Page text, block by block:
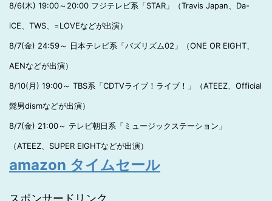
8/6(木) 19:00～20:00 フジテレビ系「STAR」（Travis Japan、Da-
iCE、TWS、=LOVEなどが出演）
8/7(金) 24:59～ 日本テレビ系「バズリズム02」（ONE OR EIGHT、
AENなどが出演）
8/10(月) 19:00～ TBS系「CDTVライブ！ライブ！」（ATEEZ、Official
髭男dismなどが出演）
8/7(金) 21:00～ テレビ朝日系「ミュージックステーション」
（ATEEZ、SUPER EIGHTなどが出演）
amazon タイムセール
スポンサードリンク